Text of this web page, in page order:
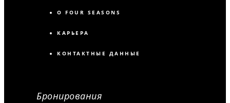
О FOUR SEASONS
КАРЬЕРА
КОНТАКТНЫЕ ДАННЫЕ
Бронирования